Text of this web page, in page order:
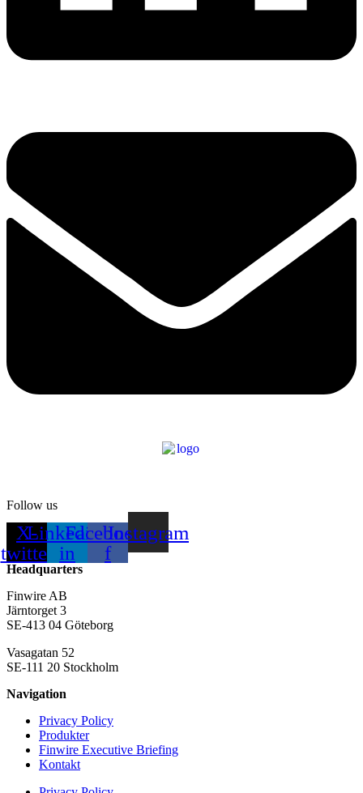
Follow us
X-
twitter
Linkedin-
in
Facebook-
f
Instagram
Headquarters
Finwire AB
Järntorget 3
SE-413 04 Göteborg
Vasagatan 52
SE-111 20 Stockholm
Navigation
Privacy Policy
Produkter
Finwire Executive Briefing
Kontakt